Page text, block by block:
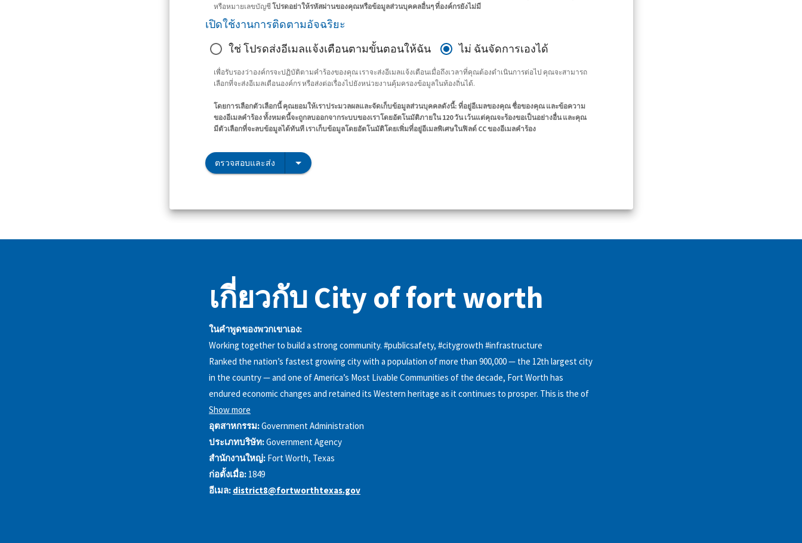
หรือหมายเลขบัญชีโปรดอย่าให้รหัสผ่านของคุณหรือข้อมูลส่วนบุคคลอื่นๆ ที่องค์กรยังไม่มี
เปิดใช้งานการติดตามอัจฉริยะ
ใช่ โปรดส่งอีเมลแจ้งเตือนตามขั้นตอนให้ฉัน
ไม่ ฉันจัดการเองได้
เพื่อรับรองว่าองค์กรจะปฏิบัติตามคำร้องของคุณ เราจะส่งอีเมลแจ้งเตือนเมื่อถึงเวลาที่คุณต้องดำเนินการต่อไป คุณจะสามารถ
เลือกที่จะส่งอีเมลเตือนองค์กร หรือส่งต่อเรื่องไปยังหน่วยงานคุ้มครองข้อมูลในท้องถิ่นได้.
โดยการเลือกตัวเลือกนี้ คุณยอมให้เราประมวลผลและจัดเก็บข้อมูลส่วนบุคคลดังนี้: ที่อยู่อีเมลของคุณ ชื่อของคุณ และข้อความ
ของอีเมลคำร้อง ทั้งหมดนี้จะถูกลบออกจากระบบของเราโดยอัตโนมัติภายใน 120 วัน เว้นแต่คุณจะร้องขอเป็นอย่างอื่น และคุณ
มีตัวเลือกที่จะลบข้อมูลได้ทันที เราเก็บข้อมูลโดยอัตโนมัติโดยเพิ่มที่อยู่อีเมลพิเศษในฟิลด์ CC ของอีเมลคำร้อง
ตรวจสอบและส่ง
เกี่ยวกับ City of fort worth
ในคำพูดของพวกเขาเอง:
Working together to build a strong community. #publicsafety, #citygrowth #infrastructure
Ranked the nation’s fastest growing city with a population of more than 900,000 — the 12th largest city
in the country — and one of America’s Most Livable Communities of the decade, Fort Worth has
endured economic changes and retained its Western heritage as it continues to prosper. This is the of
Show more
อุตสาหกรรม:Government Administration
ประเภทบริษัท:Government Agency
สำนักงานใหญ่: Fort Worth, Texas
ก่อตั้งเมื่อ: 1849
อีเมล: district8@fortworthtexas.gov